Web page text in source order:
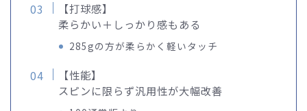
【打球感】
柔らかい＋しっかり感もある
285gの方が柔らかく軽いタッチ
【性能】
スピンに限らず汎用性が大幅改善